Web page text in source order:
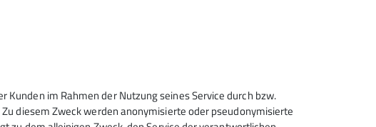
im Rahmen der Nutzung seines Service durch bzw.
diesem Zweck werden anonymisierte oder pseudonymisierte